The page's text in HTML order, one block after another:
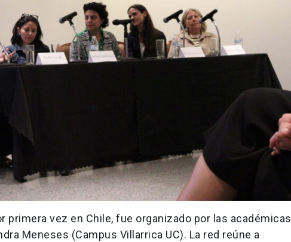
primera vez en Chile, fue organizado por las académicas
Meneses (Campus Villarrica UC). La red reúne a